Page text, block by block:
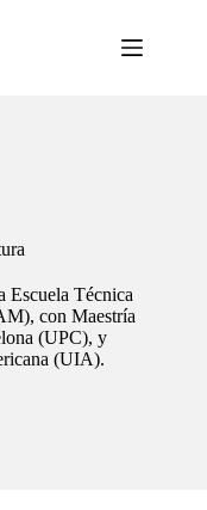
Escuela Técnica
con Maestría
(UPC), y
(UIA).